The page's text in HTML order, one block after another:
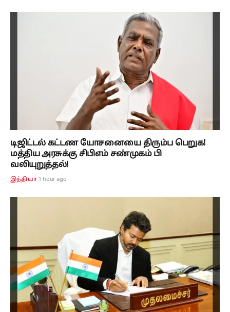
டிஜிட்டல் கட்டண யோசனையை திரும்ப பெறுக!
மத்திய அரசுக்கு சிபிஎம் சண்முகம் பி
வலியுறுத்தல்!
இந்தியா 1 hour ago